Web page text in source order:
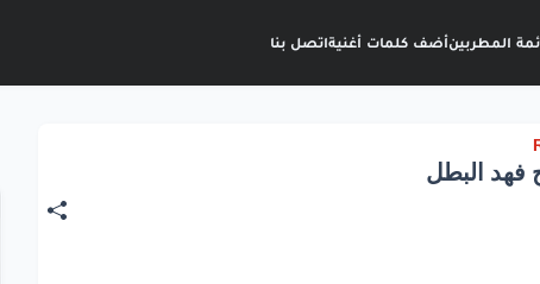
المطربينأضف كلمات أغنيةاتصل بنا
فهد البطل